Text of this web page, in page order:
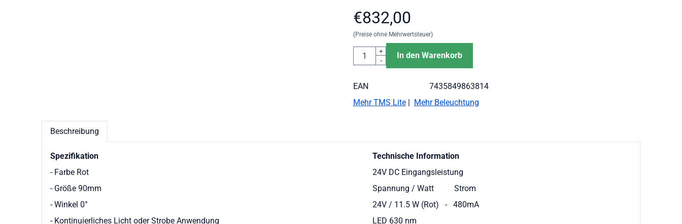
€832,00
(Preise ohne Mehrwertsteuer)
Anzahl
+
-
In den Warenkorb
EAN
7435849863814
Mehr TMS Lite| Mehr Beleuchtung
Beschreibung
Spezifikation
- Farbe Rot
- Größe 90mm
- Winkel 0°
- Kontinuierliches Licht oder Strobe Anwendung
Technische Information
24V DC Eingangsleistung
Spannung / Watt Strom
24V / 11.5 W (Rot) - 480mA
​LED 630 nm